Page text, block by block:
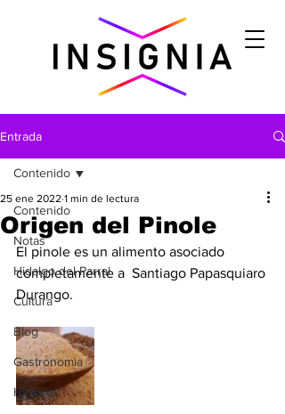
Entrada
Contenido
Notas
Hidalgo del Parral
Cultura
Blog
Gastronomìa
Historia
Contenido
Origen del Pinole
25 ene 2022 1 min de lectura
El pinole es un alimento asociado
completamente a  Santiago Papasquiaro
Durango.